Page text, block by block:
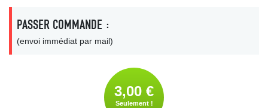
PASSER COMMANDE :
(envoi immédiat par mail)
3,00 €
Seulement !